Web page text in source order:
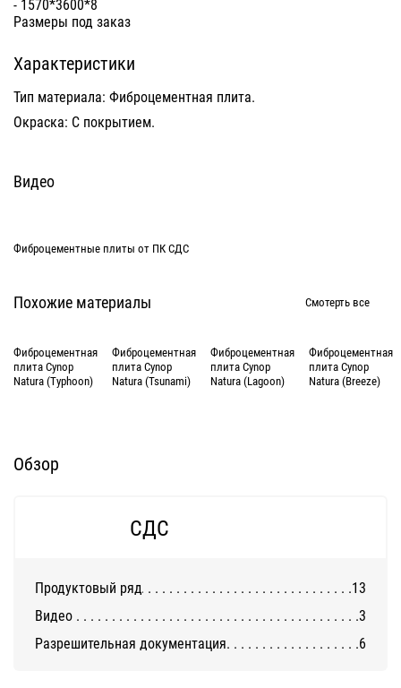
- 1570*3600*8
Размеры под заказ
Характеристики
Тип материала: Фиброцементная плита.
Окраска: С покрытием.
Видео
Фиброцементные плиты от ПК СДС
Похожие материалы Смотерть все
Фиброцементная
плита Cynop
Natura (Typhoon)
Фиброцементная
плита Cynop
Natura (Tsunami)
Фиброцементная
плита Cynop
Natura (Lagoon)
Фиброцементная
плита Cynop
Natura (Breeze)
Обзор
СДС
Продуктовый ряд
13
Видео
3
Разрешительная документация
6